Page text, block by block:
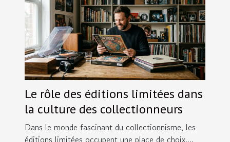
Le rôle des éditions limitées dans
la culture des collectionneurs
Dans le monde fascinant du collectionnisme, les
éditions limitées occupent une place de choix....